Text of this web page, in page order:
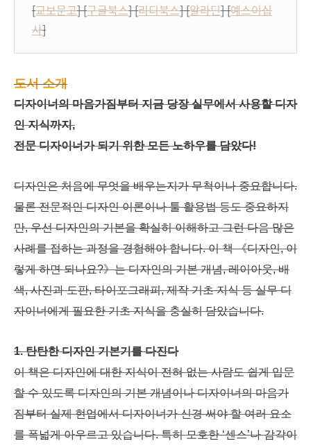
[교보문고] [구글북스] [리디북스] [알라딘] [예스이십
사]
도서 소개
디자이너의 마음가짐부터 지금 당장 실무에서 사용할 디자
인 지식까지,
전문 디자이너가 되기 위한 모든 노하우를 담았다!
디자인은 처음에 무엇을 배우는지가 무척이나 중요합니다.
물론 전문적인 디자인 이론이나 툴 활용법 등도 중요하지
만, 우선 디자인의 기본을 확실히 이해하고 그런 다음 많은
사례를 접하는 과정을 경험해야 합니다. 이 책 《디자인, 이
렇게 하면 되나요?》는 디자인의 기본 개념, 레이아웃, 배
색, 사진과 도판, 타이포그래피, 제작 기초 지식 등 실무 디
자이너에게 필요한 기초 지식을 충실히 담았습니다.
1. 탄탄한 디자인 기본기를 다진다
이 책은 디자인에 대한 지식이 전혀 없는 사람도 쉽게 입문
할 수 있도록 디자인의 기본 개념이나 디자이너의 마음가
짐부터 실제 현업에서 디자이너가 신경 써야 할 여러 요소
를 폭넓게 아우르고 있습니다. 특히 모호한 ‘센스’나 감각이